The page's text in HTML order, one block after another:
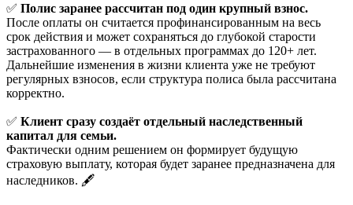
✅ Полис заранее рассчитан под один крупный взнос.
После оплаты он считается профинансированным на весь
срок действия и может сохраняться до глубокой старости
застрахованного — в отдельных программах до 120+ лет.
Дальнейшие изменения в жизни клиента уже не требуют
регулярных взносов, если структура полиса была рассчитана
корректно.
✅ Клиент сразу создаёт отдельный наследственный
капитал для семьи.
Фактически одним решением он формирует будущую
страховую выплату, которая будет заранее предназначена для
наследников. 🖋️